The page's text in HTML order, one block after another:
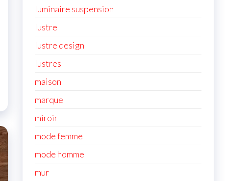
luminaire suspension
lustre
lustre design
lustres
maison
marque
miroir
mode femme
mode homme
mur